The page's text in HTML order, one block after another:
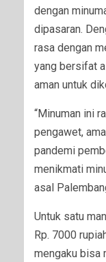
dengan
dipasaran.
rasa dengan
yang bersifat
aman untuk
“Minuman ini
pengawet,
pandemi
menikmati
asal
Untuk satu
Rp. 7000
mengaku bisa